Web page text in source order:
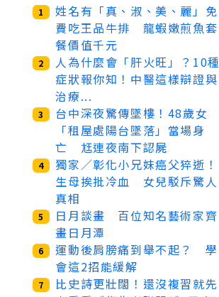
1
姓名有「真、淑、美、麗」免
費吃王品牛排 龍蝦嫩煎魚套
餐價值千元
2
人為什麼會「肝火旺」？10種
症狀報你知！中醫這樣辯證與
治療...
3
台中深夜驚傳墜樓！48歲女
「租屋處陽台墜落」當場身
亡 尪連夜南下認屍
4
獨家／彰化小兄妹癌父猝逝！
生母挨批冷血 女兒駁斥驚人
真相
5
日月談畫 百位知名藝術家齊
畫日月潭
6
運動後肩膀痛到舉不起？ 學
會這2招能緩解
7
比史詩更壯闊！還沒複習就先